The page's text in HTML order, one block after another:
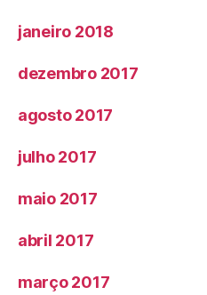
janeiro 2018
dezembro 2017
agosto 2017
julho 2017
maio 2017
abril 2017
março 2017